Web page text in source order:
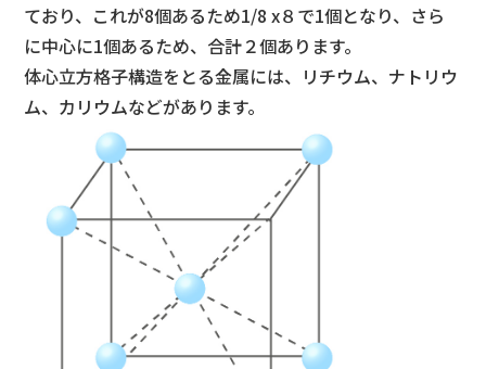
ており、これが8個あるため1/8 x８で1個となり、さら
に中心に1個あるため、合計２個あります。
体心立方格子構造をとる金属には、リチウム、ナトリウ
ム、カリウムなどがあります。